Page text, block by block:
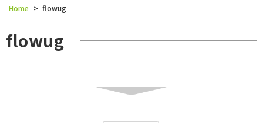
Home > flowug
flowug